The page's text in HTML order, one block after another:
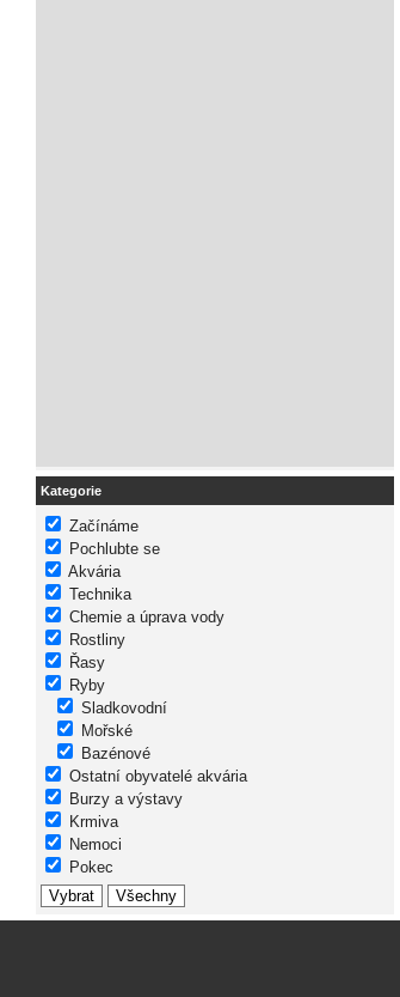
Kategorie
Začínáme
Pochlubte se
Akvária
Technika
Chemie a úprava vody
Rostliny
Řasy
Ryby
Sladkovodní
Mořské
Bazénové
Ostatní obyvatelé akvária
Burzy a výstavy
Krmiva
Nemoci
Pokec